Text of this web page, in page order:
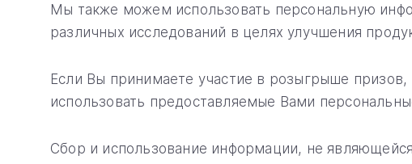
Мы также можем использовать персональную
различных исследований в целях улучшения
Если Вы принимаете участие в розыгрыше
использовать предоставляемые Вами
Сбор и использование информации, не